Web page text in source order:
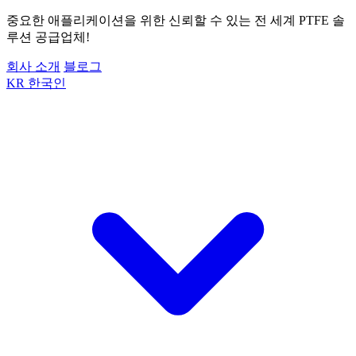
중요한 애플리케이션을 위한 신뢰할 수 있는 전 세계 PTFE 솔
루션 공급업체!
회사 소개 블로그
KR 한국인